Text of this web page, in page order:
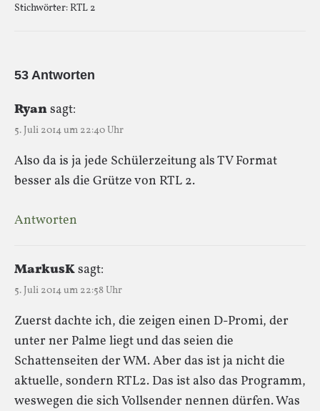
Stichwörter: RTL 2
53 Antworten
Ryansagt:
5. Juli 2014 um 22:40 Uhr
Also da is ja jede Schülerzeitung als TV Format
besser als die Grütze von RTL 2.
Antworten
MarkusKsagt:
5. Juli 2014 um 22:58 Uhr
Zuerst dachte ich, die zeigen einen D-Promi, der
unter ner Palme liegt und das seien die
Schattenseiten der WM. Aber das ist ja nicht die
aktuelle, sondern RTL2. Das ist also das Programm,
weswegen die sich Vollsender nennen dürfen. Was